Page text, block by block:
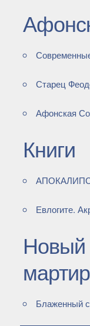
Старец
Афонская
Книги
Евлогите.
Новый
Блаженный